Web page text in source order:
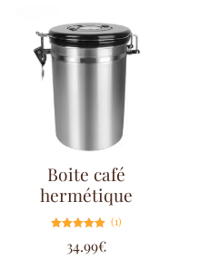
Boite café
hermétique
5.00
sur 5
(1)
34.99€